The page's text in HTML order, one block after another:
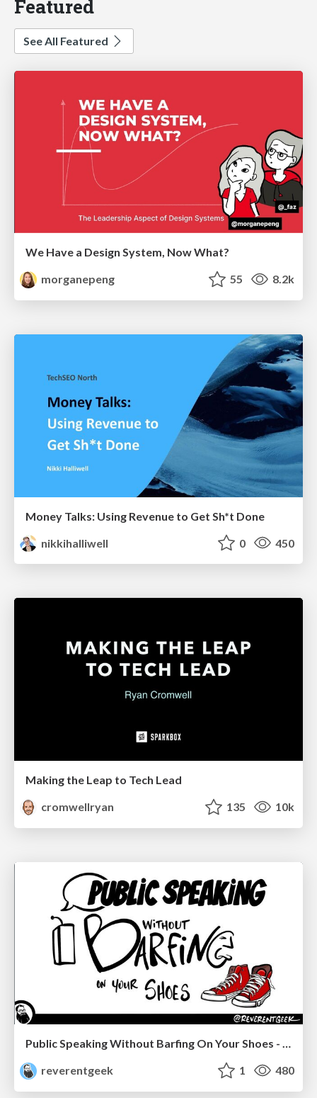
Featured
See All Featured
We Have a Design System, Now What?
morganepeng
55 8.2k
Money Talks: Using Revenue to Get Sh*t Done
nikkihalliwell
0 450
Making the Leap to Tech Lead
cromwellryan
135 10k
Public Speaking Without Barfing On Your Shoes - THAT 2023
reverentgeek
1 480